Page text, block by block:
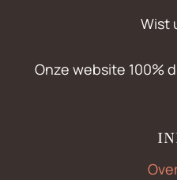
Wist
Onze website 100%